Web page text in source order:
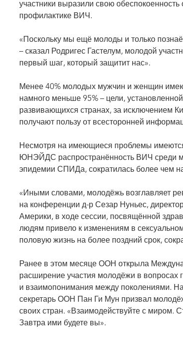
участники выразили свою
профилактике ВИЧ.
«Поскольку мы ещё молоды и только
– сказал Родригес Гастелум, молодой
первый шаг, который защитит нас».
Менее 40% молодых мужчин и женщин
намного меньше 95% – цели,
развивающихся странах, за исключением
получают пользу от всесторонней
Несмотря на имеющиеся проблемы
ЮНЭЙДС распространённость ВИЧ среди
эпидемии СПИДа, сократилась более чем
«Иными словами, молодёжь возглавляет
на конференции д-р Сезар Нуньес,
Америки, в ходе сессии, посвящённой
людям привело к изменениям в
половую жизнь на более поздний срок,
Ранее в этом месяце ООН открыла
расширение участия молодёжи в вопросах
и взаимопонимания между поколениями.
секретарь ООН Пан Ги Мун призвал
своих стран. «Взаимодействуйте с миром.
Завтра ими будете вы».